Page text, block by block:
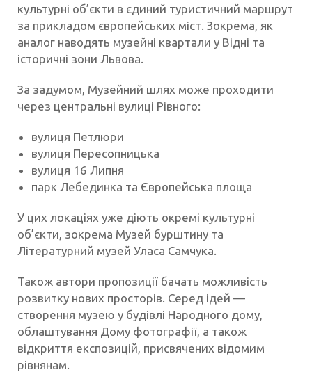
культурні об’єкти в єдиний туристичний маршрут
за прикладом європейських міст. Зокрема, як
аналог наводять музейні квартали у Відні та
історичні зони Львова.
За задумом, Музейний шлях може проходити
через центральні вулиці Рівного:
вулиця Петлюри
вулиця Пересопницька
вулиця 16 Липня
парк Лебединка та Європейська площа
У цих локаціях уже діють окремі культурні
об’єкти, зокрема Музей бурштину та
Літературний музей Уласа Самчука.
Також автори пропозиції бачать можливість
розвитку нових просторів. Серед ідей —
створення музею у будівлі Народного дому,
облаштування Дому фотографії, а також
відкриття експозицій, присвячених відомим
рівнянам.